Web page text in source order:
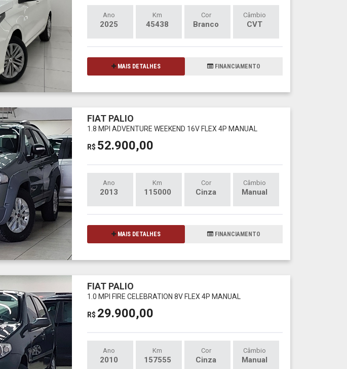
Ano
2025
Km
45438
Cor
Branco
Câmbio
CVT
MAIS DETALHES FINANCIAMENTO
FIAT PALIO
1.8 MPI ADVENTURE WEEKEND 16V FLEX 4P MANUAL
R$ 52.900,00
Ano
2013
Km
115000
Cor
Cinza
Câmbio
Manual
MAIS DETALHES FINANCIAMENTO
FIAT PALIO
1.0 MPI FIRE CELEBRATION 8V FLEX 4P MANUAL
R$ 29.900,00
Ano
2010
Km
157555
Cor
Cinza
Câmbio
Manual